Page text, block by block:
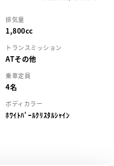
排気量
1,800cc
トランスミッション
ATその他
乗車定員
4名
ボディカラー
ﾎﾜｲﾄﾊﾟｰﾙｸﾘｽﾀﾙｼｬｲﾝ